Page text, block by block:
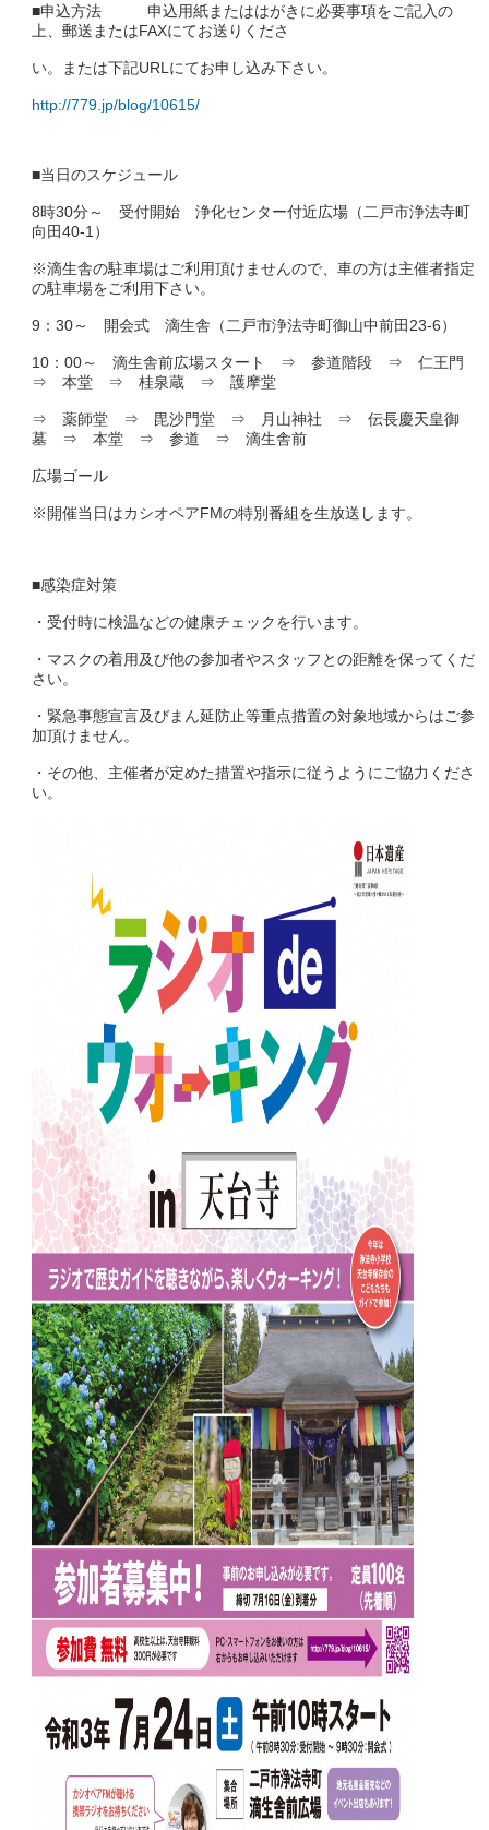
■申込方法 申込用紙またははがきに必要事項をご記入の
上、郵送またはFAXにてお送りくださ
い。または下記URLにてお申し込み下さい。
http://779.jp/blog/10615/
■当日のスケジュール
8時30分～ 受付開始 浄化センター付近広場（二戸市浄法寺町
向田40-1）
※滴生舎の駐車場はご利用頂けませんので、車の方は主催者指定
の駐車場をご利用下さい。
9：30～ 開会式 滴生舎（二戸市浄法寺町御山中前田23-6）
10：00～ 滴生舎前広場スタート ⇒ 参道階段 ⇒ 仁王門
⇒ 本堂 ⇒ 桂泉蔵 ⇒ 護摩堂
⇒ 薬師堂 ⇒ 毘沙門堂 ⇒ 月山神社 ⇒ 伝長慶天皇御
墓 ⇒ 本堂 ⇒ 参道 ⇒ 滴生舎前
広場ゴール
※開催当日はカシオペアFMの特別番組を生放送します。
■感染症対策
・受付時に検温などの健康チェックを行います。
・マスクの着用及び他の参加者やスタッフとの距離を保ってくだ
さい。
・緊急事態宣言及びまん延防止等重点措置の対象地域からはご参
加頂けません。
・その他、主催者が定めた措置や指示に従うようにご協力くださ
い。